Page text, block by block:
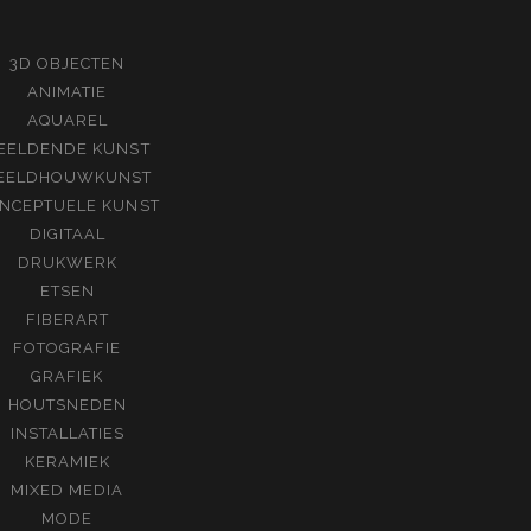
3D OBJECTEN
ANIMATIE
AQUAREL
KUNST
KUNST
DIGITAAL
DRUKWERK
ETSEN
FIBERART
FOTOGRAFIE
GRAFIEK
HOUTSNEDEN
INSTALLATIES
KERAMIEK
MIXED MEDIA
MODE